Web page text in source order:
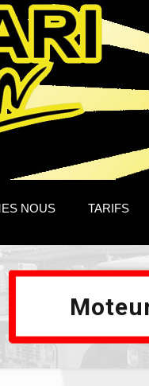
NOUS TARIFS